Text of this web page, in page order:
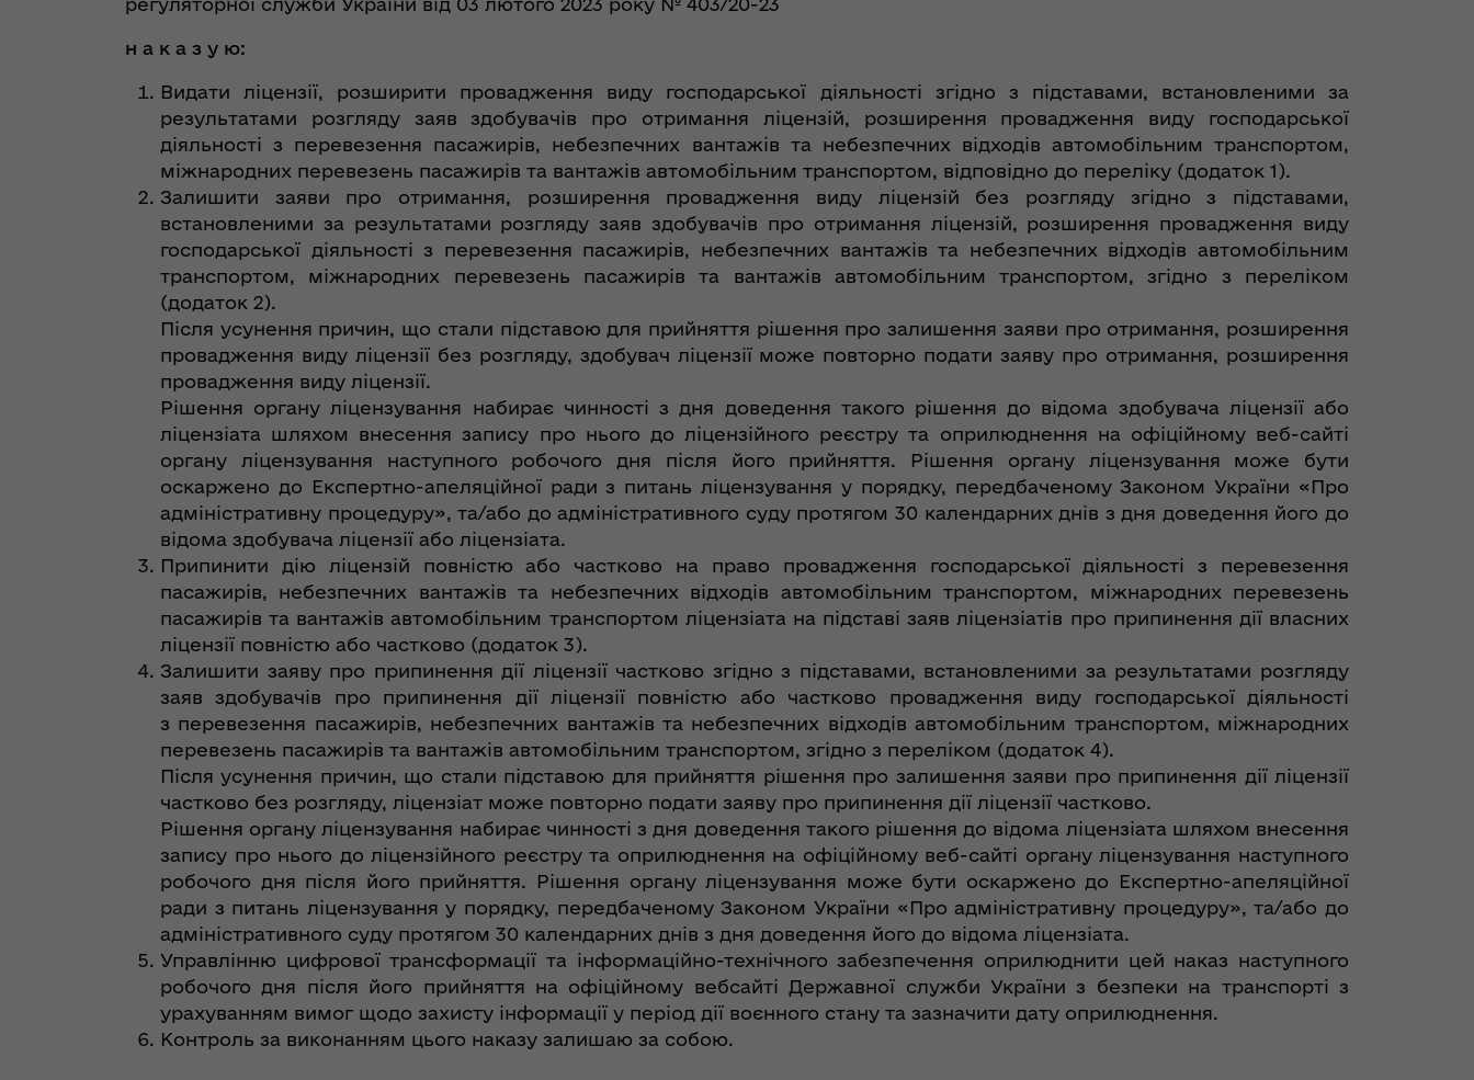
н а к а з у ю:
Видати ліцензії, розширити провадження виду господарської діяльності згідно з підставами, встановленими за
результатами розгляду заяв здобувачів про отримання ліцензій, розширення провадження виду господарської
діяльності з перевезення пасажирів, небезпечних вантажів та небезпечних відходів автомобільним транспортом,
міжнародних перевезень пасажирів та вантажів автомобільним транспортом, відповідно до переліку (додаток 1).
Залишити заяви про отримання, розширення провадження виду ліцензій без розгляду згідно з підставами,
встановленими за результатами розгляду заяв здобувачів про отримання ліцензій, розширення провадження виду
господарської діяльності з перевезення пасажирів, небезпечних вантажів та небезпечних відходів автомобільним
транспортом, міжнародних перевезень пасажирів та вантажів автомобільним транспортом, згідно з переліком
(додаток 2).
Після усунення причин, що стали підставою для прийняття рішення про залишення заяви про отримання, розширення
провадження виду ліцензії без розгляду, здобувач ліцензії може повторно подати заяву про отримання, розширення
провадження виду ліцензії.
Рішення органу ліцензування набирає чинності з дня доведення такого рішення до відома здобувача ліцензії або
ліцензіата шляхом внесення запису про нього до ліцензійного реєстру та оприлюднення на офіційному веб-сайті
органу ліцензування наступного робочого дня після його прийняття. Рішення органу ліцензування може бути
оскаржено до Експертно-апеляційної ради з питань ліцензування у порядку, передбаченому Законом України «Про
адміністративну процедуру», та/або до адміністративного суду протягом 30 календарних днів з дня доведення його до
відома здобувача ліцензії або ліцензіата.
Припинити дію ліцензій повністю або частково на право провадження господарської діяльності з перевезення
пасажирів, небезпечних вантажів та небезпечних відходів автомобільним транспортом, міжнародних перевезень
пасажирів та вантажів автомобільним транспортом ліцензіата на підставі заяв ліцензіатів про припинення дії власних
ліцензії повністю або частково (додаток 3).
Залишити заяву про припинення дії ліцензії частково згідно з підставами, встановленими за результатами розгляду
заяв здобувачів про припинення дії ліцензії повністю або частково провадження виду господарської діяльності
з перевезення пасажирів, небезпечних вантажів та небезпечних відходів автомобільним транспортом, міжнародних
перевезень пасажирів та вантажів автомобільним транспортом, згідно з переліком (додаток 4).
Після усунення причин, що стали підставою для прийняття рішення про залишення заяви про припинення дії ліцензії
частково без розгляду, ліцензіат може повторно подати заяву про припинення дії ліцензії частково.
Рішення органу ліцензування набирає чинності з дня доведення такого рішення до відома ліцензіата шляхом внесення
запису про нього до ліцензійного реєстру та оприлюднення на офіційному веб-сайті органу ліцензування наступного
робочого дня після його прийняття. Рішення органу ліцензування може бути оскаржено до Експертно-апеляційної
ради з питань ліцензування у порядку, передбаченому Законом України «Про адміністративну процедуру», та/або до
адміністративного суду протягом 30 календарних днів з дня доведення його до відома ліцензіата.
Управлінню цифрової трансформації та інформаційно-технічного забезпечення оприлюднити цей наказ наступного
робочого дня після його прийняття на офіційному вебсайті Державної служби України з безпеки на транспорті з
урахуванням вимог щодо захисту інформації у період дії воєнного стану та зазначити дату оприлюднення.
Контроль за виконанням цього наказу залишаю за собою.